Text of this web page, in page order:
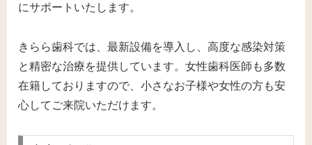
にサポートいたします。
きらら歯科では、最新設備を導入し、高度な感染対策
と精密な治療を提供しています。女性歯科医師も多数
在籍しておりますので、小さなお子様や女性の方も安
心してご来院いただけます。